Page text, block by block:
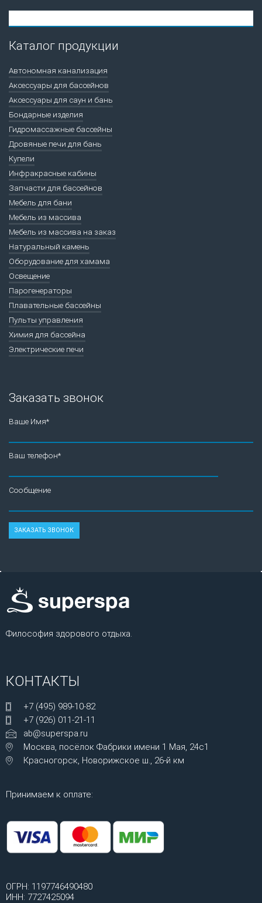
Каталог продукции
Автономная канализация
Аксессуары для бассейнов
Аксессуары для саун и бань
Бондарные изделия
Гидромассажные бассейны
Дровяные печи для бань
Купели
Инфракрасные кабины
Запчасти для бассейнов
Мебель для бани
Мебель из массива
Мебель из массива на заказ
Натуральный камень
Оборудование для хамама
Освещение
Парогенераторы
Плавательные бассейны
Пульты управления
Химия для бассейна
Электрические печи
Заказать звонок
Ваше Имя*
Ваш телефон*
Сообщение
Философия здорового отдыха.
КОНТАКТЫ
+7 (495) 989-10-82
+7 (926) 011-21-11
ab@superspa.ru
Москва, посёлок Фабрики имени 1 Мая, 24с1
Красногорск, Новорижское ш., 26-й км
Принимаем к оплате:
ОГРН: 1197746490480
ИНН: 7727425094